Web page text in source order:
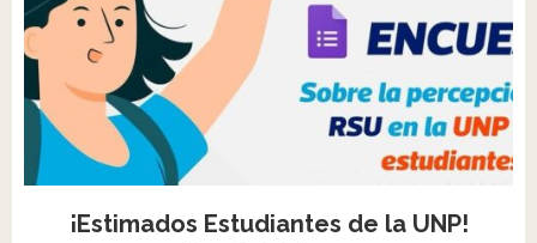
¡Estimados Estudiantes de la UNP!